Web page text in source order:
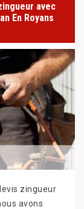
avec
En Royans
zingueur
avons